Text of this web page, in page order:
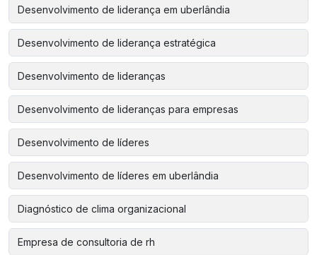
Desenvolvimento de liderança em uberlândia
Desenvolvimento de liderança estratégica
Desenvolvimento de lideranças
Desenvolvimento de lideranças para empresas
Desenvolvimento de líderes
Desenvolvimento de líderes em uberlândia
Diagnóstico de clima organizacional
Empresa de consultoria de rh